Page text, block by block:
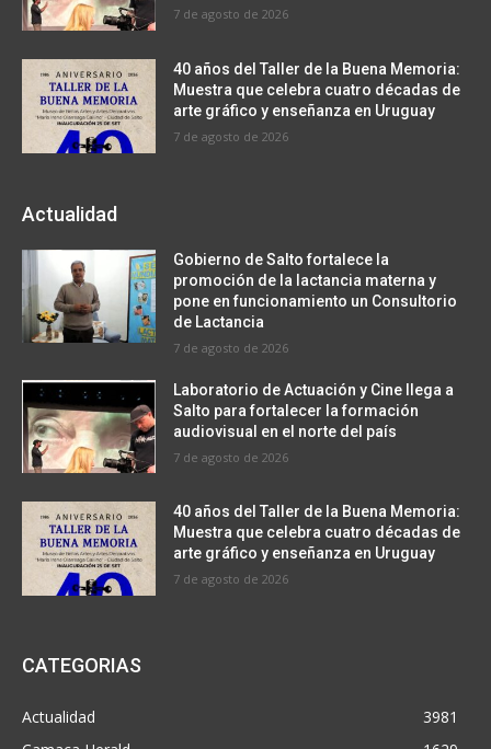
7 de agosto de 2026
40 años del Taller de la Buena Memoria:
Muestra que celebra cuatro décadas de
arte gráfico y enseñanza en Uruguay
7 de agosto de 2026
Actualidad
Gobierno de Salto fortalece la
promoción de la lactancia materna y
pone en funcionamiento un Consultorio
de Lactancia
7 de agosto de 2026
Laboratorio de Actuación y Cine llega a
Salto para fortalecer la formación
audiovisual en el norte del país
7 de agosto de 2026
40 años del Taller de la Buena Memoria:
Muestra que celebra cuatro décadas de
arte gráfico y enseñanza en Uruguay
7 de agosto de 2026
CATEGORIAS
Actualidad
3981